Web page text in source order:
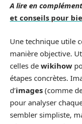
A lire en
et conseils pour
Une technique utile
manière objective.
celles de wikihow
étapes concrètes.
d’images (comme
pour analyser
sembler simpliste,